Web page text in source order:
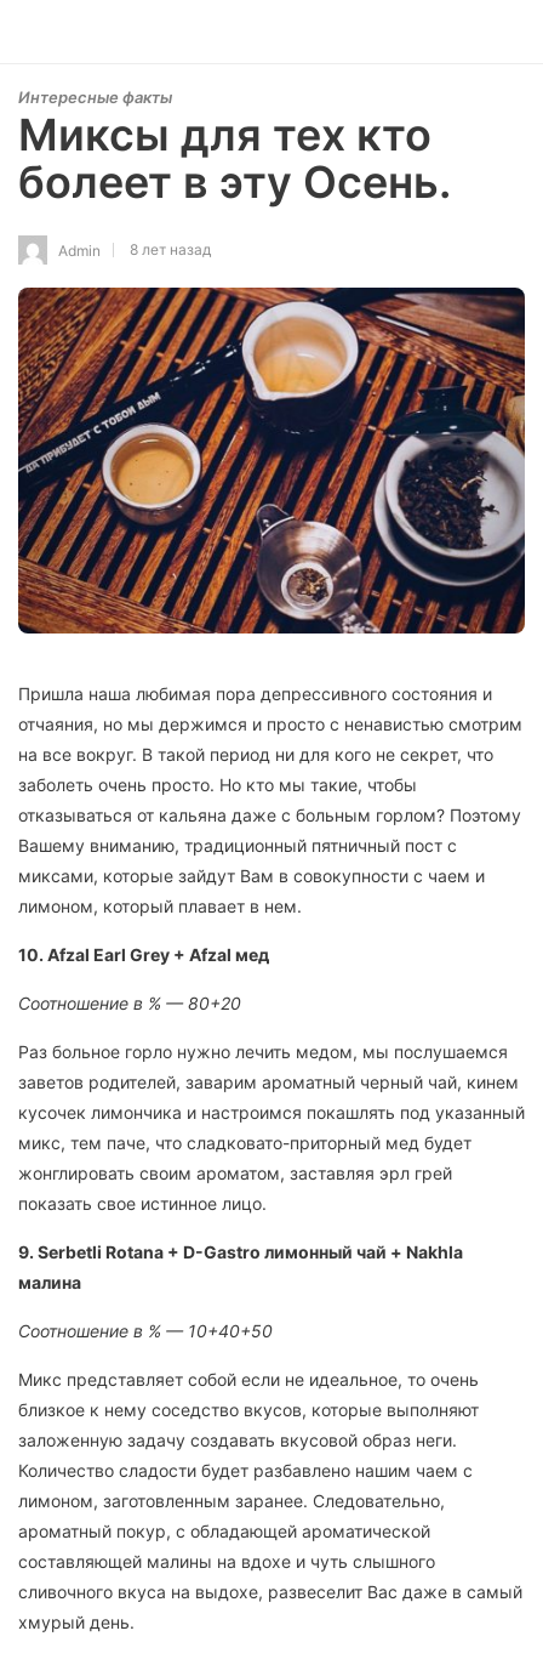
Интересные факты
Миксы для тех кто
болеет в эту Осень.
Admin 8 лет назад
Пришла наша любимая пора депрессивного состояния и
отчаяния, но мы держимся и просто с ненавистью смотрим
на все вокруг. В такой период ни для кого не секрет, что
заболеть очень просто. Но кто мы такие, чтобы
отказываться от кальяна даже с больным горлом? Поэтому
Вашему вниманию, традиционный пятничный пост с
миксами, которые зайдут Вам в совокупности с чаем и
лимоном, который плавает в нем.
10. Afzal Earl Grey + Afzal мед
Соотношение в % — 80+20
Раз больное горло нужно лечить медом, мы послушаемся
заветов родителей, заварим ароматный черный чай, кинем
кусочек лимончика и настроимся покашлять под указанный
микс, тем паче, что сладковато-приторный мед будет
жонглировать своим ароматом, заставляя эрл грей
показать свое истинное лицо.
9. Serbetli Rotana + D-Gastro лимонный чай + Nakhla
малина
Соотношение в % — 10+40+50
Микс представляет собой если не идеальное, то очень
близкое к нему соседство вкусов, которые выполняют
заложенную задачу создавать вкусовой образ неги.
Количество сладости будет разбавлено нашим чаем с
лимоном, заготовленным заранее. Следовательно,
ароматный покур, с обладающей ароматической
составляющей малины на вдохе и чуть слышного
сливочного вкуса на выдохе, развеселит Вас даже в самый
хмурый день.